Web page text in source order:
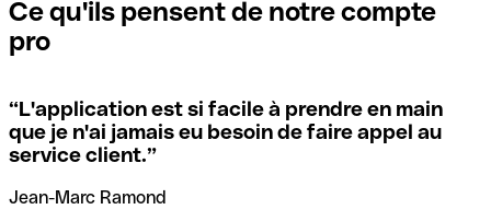
signifie que vous avez le code de l'une des succursales
locales.
Si vous n'êtes pas sûr du code SWIFT que vous devriez
utiliser, nous avons développé un outil de recherche de
codes SWIFT par nom de banque.
vérification/recherche de codes SWIFT. Ainsi, vous pouvez
trouver et vérifier vos codes SWIFT avant de réaliser vos
transferts d’argent.
Ce qu'ils pensent de notre compte
pro
“L'application est si facile à prendre en main
que je n'ai jamais eu besoin de faire appel au
service client.”
Jean-Marc Ramond